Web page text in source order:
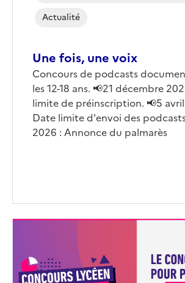
Une fois, une voix
Corps
Concours de podcasts
les 12-18 ans. 📢21 décembre
limite de préinscription. 📢5
Date limite d'envoi des
2026 : Annonce du palmarès
Actualité
couverture
(conseillée)